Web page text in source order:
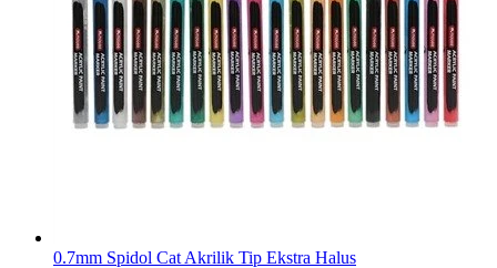
0.7mm Spidol Cat Akrilik Tip Ekstra Halus